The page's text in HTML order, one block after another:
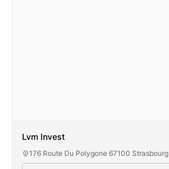
Lvm Invest
176 Route Du Polygone 67100 Strasbourg